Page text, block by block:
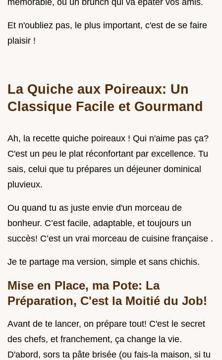
Et n'oubliez pas, le plus important, c'est de se faire
plaisir !
La Quiche aux Poireaux: Un
Classique Facile et Gourmand
Ah, la recette quiche poireaux ! Qui n'aime pas ça?
C'est un peu le plat réconfortant par excellence. Tu
sais, celui que tu prépares un déjeuner dominical
pluvieux.
Ou quand tu as juste envie d'un morceau de
bonheur. C’est facile, adaptable, et toujours un
succès! C’est un vrai morceau de cuisine française .
Je te partage ma version, simple et sans chichis.
Mise en Place, ma Pote: La
Préparation, C'est la Moitié du Job!
Avant de te lancer, on prépare tout! C'est le secret
des chefs, et franchement, ça change la vie.
D'abord, sors ta pâte brisée (ou fais-la maison, si tu